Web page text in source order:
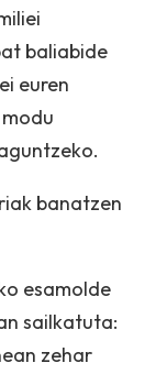
baliabide
euren
banatzen
esamolde
sailkatuta:
zehar